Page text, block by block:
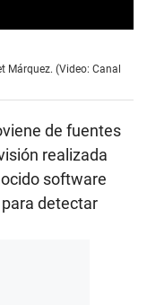
Márquez. (Video: Canal
de fuentes
realizada
software
detectar